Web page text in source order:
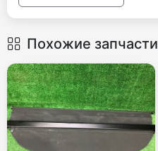
Похожие запчасти